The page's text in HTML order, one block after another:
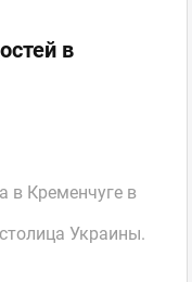
в
в Кременчуге в
Украины.